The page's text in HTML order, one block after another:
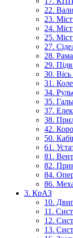
22.
23.
24.
25.
27.
28.
29.
30.
31.
34.
35.
37.
38.
42.
50.
61.
81.
82.
84.
86.
3. КрАЗ
10.
11.
12.
13.